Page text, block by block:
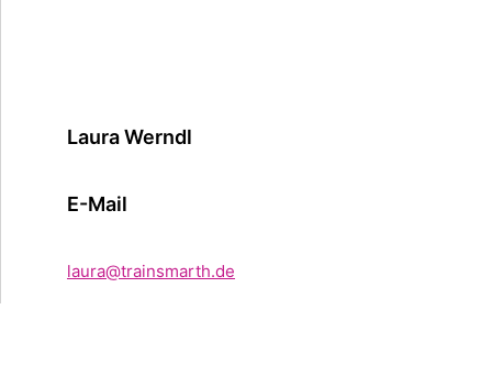
Laura Werndl
E-Mail
laura@trainsmarth.de